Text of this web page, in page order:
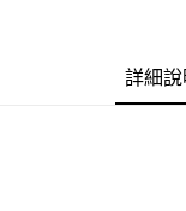
詳細說